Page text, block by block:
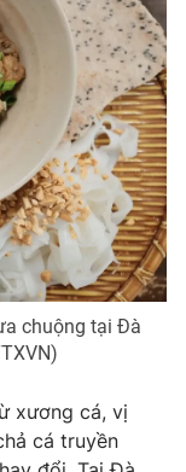
số 483/GP-BTTTT
Quốc Thắng,
932
chuộng tại Đà
xương cá, vị
cá truyền